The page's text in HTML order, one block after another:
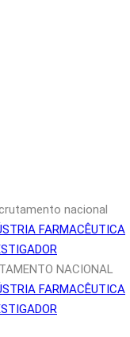
nacional
FARMACÊUTICA
NACIONAL
FARMACÊUTICA